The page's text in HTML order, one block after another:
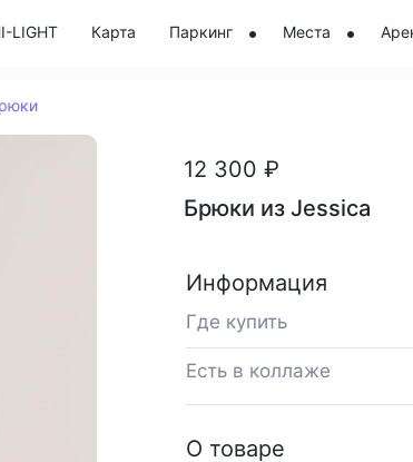
LIGHT Карта Паркинг Места
12 300 ₽
Брюки из Jessica
Информация
Где купить
Есть в коллаже
О товаре